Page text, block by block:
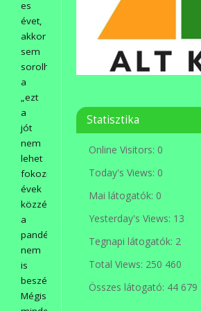
es
évet,
akkor
sem
sorolhatjuk
a
„ezt
a
jót
nem
lehet
fokozni”
évek
közzé,
a
pandémiáról
nem
is
beszélve!
Mégis
Statisztika
Online Visitors: 0
Today's Views: 0
Mai látogatók: 0
Yesterday's Views: 13
Tegnapi látogatók: 2
Total Views: 250 460
Összes látogató: 44 679